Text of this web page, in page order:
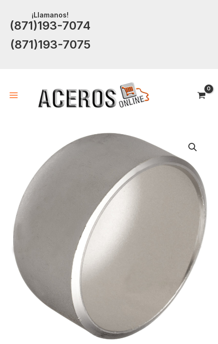
contenido
¡Llamanos!
(871)193-7074
(871)193-7075